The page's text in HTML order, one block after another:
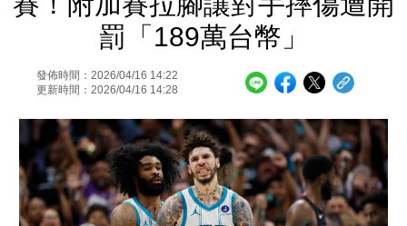
罰「189萬台幣」
發佈時間：2026/04/16 14:22
更新時間：2026/04/16 14:28